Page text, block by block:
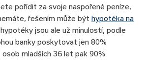
pořídit za svoje naspořené peníze,
řešením může být hypotéka na
jsou ale už minulostí, podle
banky poskytovat jen 80%
mladších 36 let pak 90%